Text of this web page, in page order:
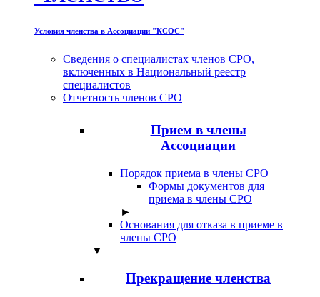
Условия членства в Ассоциации "КСОС"
Сведения о специалистах членов СРО,
включенных в Национальный реестр
специалистов
Отчетность членов СРО
Прием в члены
Ассоциации
Порядок приема в члены СРО
Формы документов для
приема в члены СРО
►
Основания для отказа в приеме в
члены СРО
▼
Прекращение членства